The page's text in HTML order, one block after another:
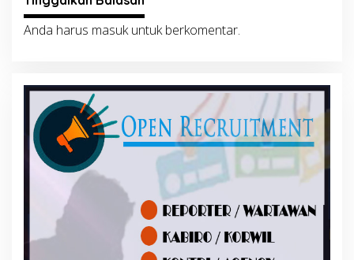
Anda harus masukuntuk berkomentar.